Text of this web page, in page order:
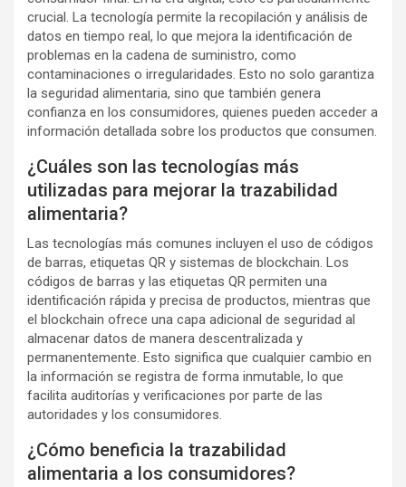
crucial. La tecnología permite la recopilación y análisis de
datos en tiempo real, lo que mejora la identificación de
problemas en la cadena de suministro, como
contaminaciones o irregularidades. Esto no solo garantiza
la seguridad alimentaria, sino que también genera
confianza en los consumidores, quienes pueden acceder a
información detallada sobre los productos que consumen.
¿Cuáles son las tecnologías más
utilizadas para mejorar la trazabilidad
alimentaria?
Las tecnologías más comunes incluyen el uso de códigos
de barras, etiquetas QR y sistemas de blockchain. Los
códigos de barras y las etiquetas QR permiten una
identificación rápida y precisa de productos, mientras que
el blockchain ofrece una capa adicional de seguridad al
almacenar datos de manera descentralizada y
permanentemente. Esto significa que cualquier cambio en
la información se registra de forma inmutable, lo que
facilita auditorías y verificaciones por parte de las
autoridades y los consumidores.
¿Cómo beneficia la trazabilidad
alimentaria a los consumidores?